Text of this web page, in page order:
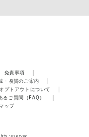
免責事項
|
・協賛のご案内
|
オプトアウトについて
|
るご質問（FAQ）
|
ップ